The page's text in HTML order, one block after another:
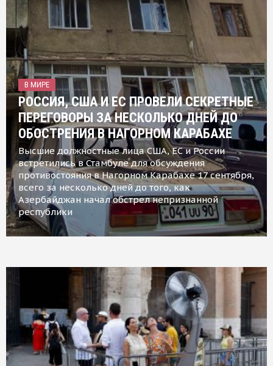
В МИРЕ
РОССИЯ, США И ЕС ПРОВЕЛИ СЕКРЕТНЫЕ
ПЕРЕГОВОРЫ ЗА НЕСКОЛЬКО ДНЕЙ ДО
ОБОСТРЕНИЯ В НАГОРНОМ КАРАБАХЕ
Высшие должностные лица США, ЕС и России
встретились в Стамбуле для обсуждения
противостояния в Нагорном Карабахе 17 сентября,
всего за несколько дней до того, как
Азербайджан начал обстрел непризнанной
республики